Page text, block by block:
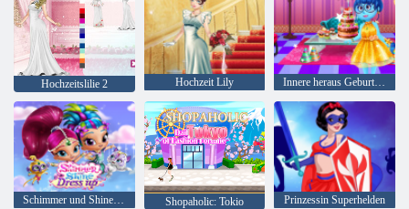
Hochzeitslilie 2 Hochzeit Lily Innere heraus Geburtstagsfeier
Schimmer und Shine Dress up Shopaholic: Tokio Prinzessin Superhelden